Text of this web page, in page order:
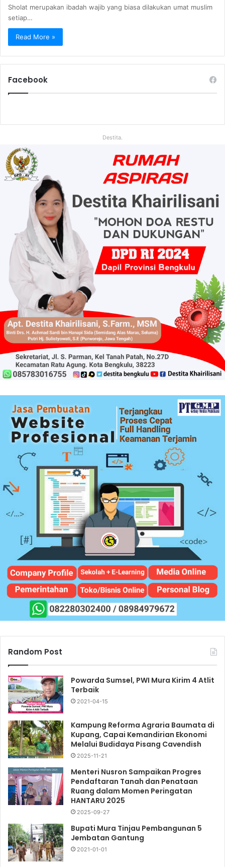
Sholat merupakan ibadah wajib yang biasa dilakukan umat muslim
setiap…
Read More »
Facebook
Destita.
Random Post
Powarda Sumsel, PWI Mura Kirim 4 Atlit
Terbaik
2021-04-15
Kampung Reforma Agraria Baumata di
Kupang, Capai Kemandirian Ekonomi
Melalui Budidaya Pisang Cavendish
2025-11-21
Menteri Nusron Sampaikan Progres
Pendaftaran Tanah dan Penataan
Ruang dalam Momen Peringatan
HANTARU 2025
2025-09-27
Bupati Mura Tinjau Pembangunan 5
Jembatan Gantung
2021-01-01